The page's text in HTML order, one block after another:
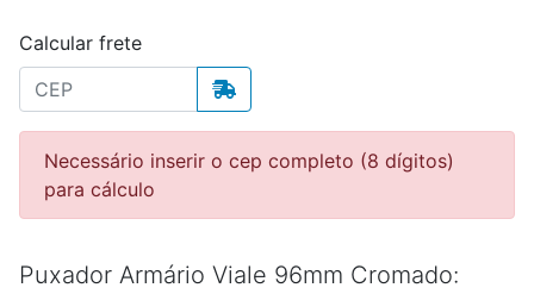
Calcular frete
Necessário inserir o cep completo (8 dígitos)
para cálculo
Puxador Armário Viale 96mm Cromado: